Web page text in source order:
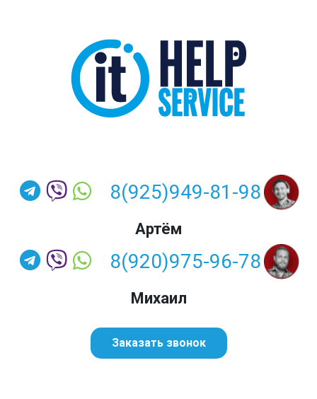
8(925)949-81-98
Артём
8(920)975-96-78
Михаил
Заказать звонок